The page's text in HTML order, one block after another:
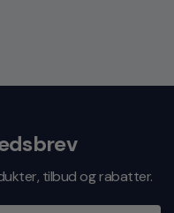
tilbud og rabatter.